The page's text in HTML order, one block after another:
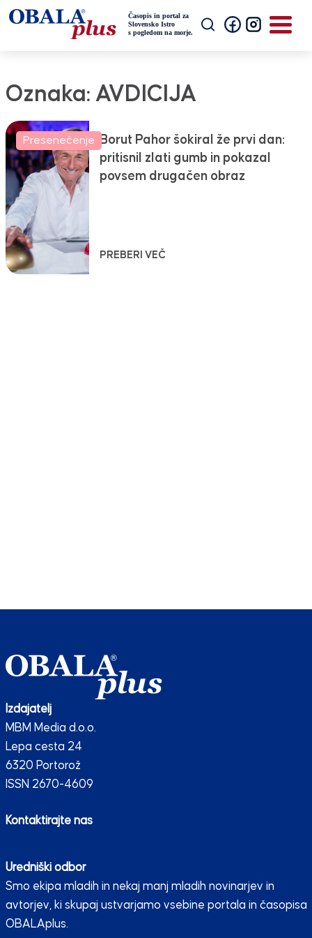
Oznaka: AVDICIJA
Presenečenje
Borut Pahor šokiral že prvi dan:
pritisnil zlati gumb in pokazal
povsem drugačen obraz
PREBERI VEČ
Izdajatelj
MBM Media d.o.o.
Lepa cesta 24
6320 Portorož
ISSN 2670-4609
Kontaktirajte nas
Uredniški odbor
Smo ekipa mladih in nekaj manj mladih novinarjev in
avtorjev, ki skupaj ustvarjamo vsebine portala in časopisa
OBALAplus.